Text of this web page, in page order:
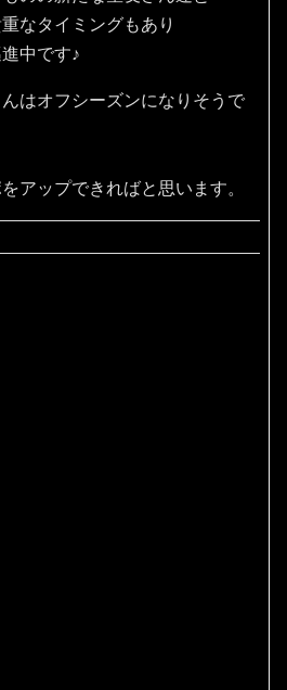
なタイミングもあり
中です♪
はオフシーズンになりそうで
アップできればと思います。